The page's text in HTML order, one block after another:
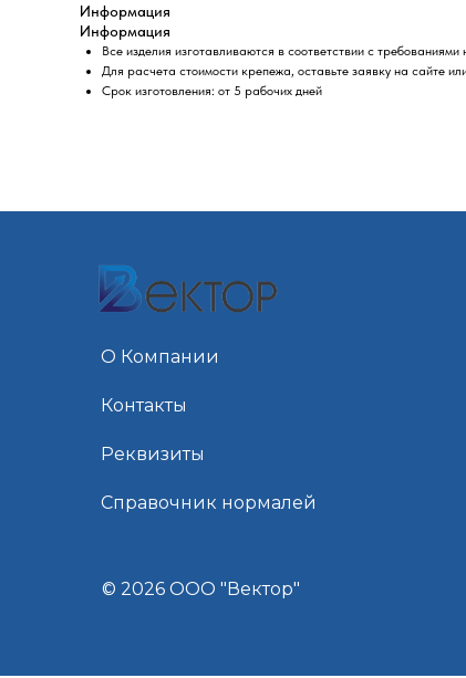
Информация
Информация
Все изделия изготавливаются в соответствии с
Для расчета стоимости крепежа, оставьте заявку на сайте
Срок изготовления: от 5 рабочих дней
© 2026 ООО "Вектор"
О Компании
Контакты
Реквизиты
Справочник нормалей